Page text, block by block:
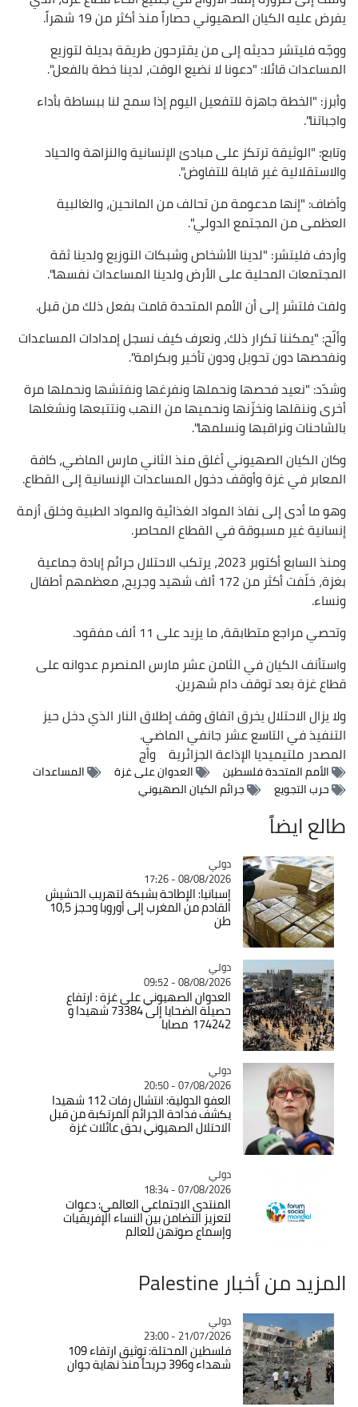
يفرض عليه الكيان الصهيوني حصاراً منذ أكثر من 19 شهراً.
ووجّه فليتشر حديثه إلى من يقترحون طريقة بديلة لتوزيع
المساعدات قائلا: "دعونا لا نضيع الوقت، لدينا خطة بالفعل".
وأبرز: "الخطة جاهزة للتفعيل اليوم إذا سمح لنا ببساطة بأداء
واجباتنا".
وتابع: "الوثيقة ترتكز على مبادئ الإنسانية والنزاهة والحياد
والاستقلالية غير قابلة للتفاوض".
وأضاف: "إنها مدعومة من تحالف من المانحين، والغالبية
العظمى من المجتمع الدولي".
وأردف فليتشر: "لدينا الأشخاص وشبكات التوزيع ولدينا ثقة
المجتمعات المحلية على الأرض ولدينا المساعدات نفسها".
ولفت فلتشر إلى أن الأمم المتحدة قامت بفعل ذلك من قبل.
وألّح: "يمكننا تكرار ذلك، ونعرف كيف نسجل إمدادات المساعدات
ونفحصها دون تحويل ودون تأخير وبكرامة".
وشدّد: "نعيد فحصها ونحملها ونفرغها ونفتشها ونحملها مرة
أخرى وننقلها ونخزّنها ونحميها من النهب ونتتبعها ونشغلها
بالشاحنات ونراقبها ونسلمها".
وكان الكيان الصهيوني أغلق منذ الثاني مارس الماضي، كافة
المعابر في غزة وأوقف دخول المساعدات الإنسانية إلى القطاع.
وهو ما أدى إلى نفاذ المواد الغذائية والمواد الطبية وخلق أزمة
إنسانية غير مسبوقة في القطاع المحاصر.
ومنذ السابع أكتوبر 2023، يرتكب الاحتلال جرائم إبادة جماعية
بغزة، خلّفت أكثر من 172 ألف شهيد وجريح، معظمهم أطفال
ونساء.
وتحصي مراجع متطابقة، ما يزيد على 11 ألف مفقود.
واستأنف الكيان في الثامن عشر مارس المنصرم عدوانه على
قطاع غزة بعد توقف دام شهرين.
ولا يزال الاحتلال يخرق اتفاق وقف إطلاق النار الذي دخل حيز
التنفيذ في التاسع عشر جانفي الماضي.
المصدرملتيميديا الإذاعة الجزائرية وأج
الأمم المتحدة فلسطين العدوان على غزة
المساعدات
حرب التجويع
جرائم الكيان الصهيوني
طالع ايضاً
Catégorie
دولي
08/08/2026 - 17:26
إسبانيا: الإطاحة بشبكة لتهريب الحشيش
القادم من المغرب إلى أوروبا وحجز 10,5
طن
Catégorie
دولي
08/08/2026 - 09:52
العدوان الصهيوني على غزة : ارتفاع
حصيلة الضحايا إلى 73384 شهيدا و
174242 مصابا
Catégorie
دولي
07/08/2026 - 20:50
العفو الدولية: انتشال رفات 112 شهيدا
يكشف فداحة الجرائم المرتكبة من قبل
الاحتلال الصهيوني بحق عائلات غزة
Catégorie
دولي
07/08/2026 - 18:34
المنتدى الاجتماعي العالمي: دعوات
لتعزيز التضامن بين النساء الإفريقيات
وإسماع صوتهن للعالم
المزيد من أخبار Palestine
Catégorie
دولي
21/07/2026 - 23:00
فلسطين المحتلة: توثيق ارتقاء 109
شهداء و396 جريحاً منذ نهاية جوان